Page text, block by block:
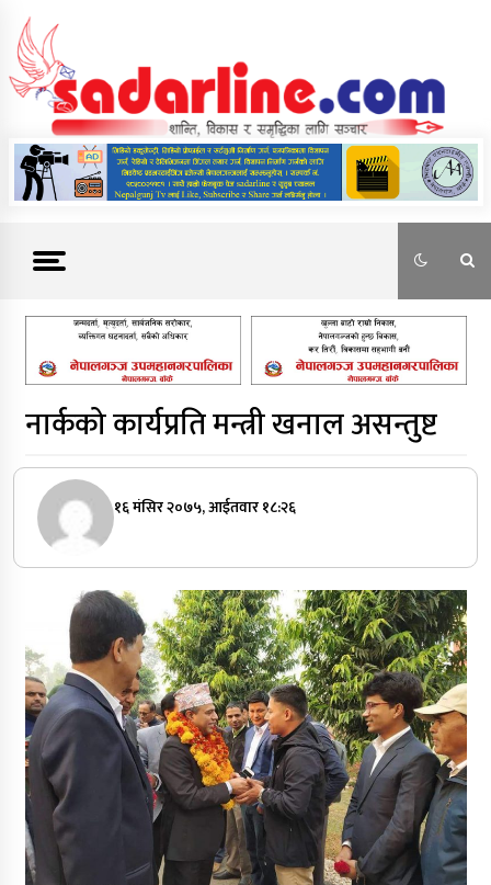
content
News For Nepal
नार्कको कार्यप्रति मन्त्री खनाल असन्तुष्ट
१६ मंसिर २०७५, आईतवार १८:२६